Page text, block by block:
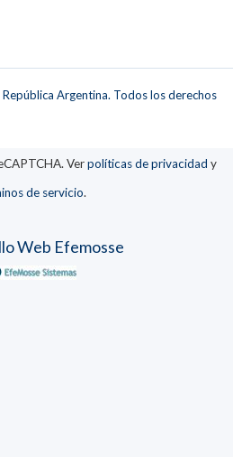
Argentina. Todos los derechos
Verpolíticas de privacidad y
de servicio.
Web Efemosse